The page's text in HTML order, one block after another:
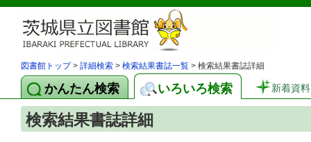
図書館トップ> 詳細検索 > 検索結果書誌一覧 > 検索結果書誌詳細
かんたん検索 いろいろ検索 新着資料
検索結果書誌詳細